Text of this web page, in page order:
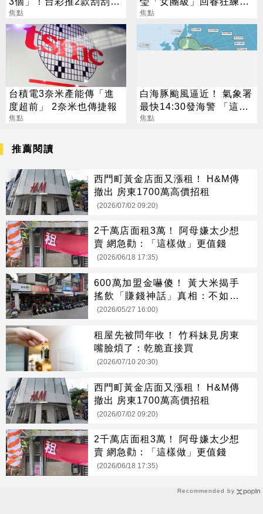
總獎金逾33億
焦點
郭董獨自公園散步
焦點
台積電3奈米產能傳「進
度超前」 2奈米也傳捷報
焦點
白海豚颱風逼近！ 氣象署
最快14:30發海警 「這
天」風雨最猛烈
焦點
Recommended by
推薦閱讀
西門町黃金店面又漲租！ H&M傳
撤出 房東1700萬高價招租
(2026/07/02 09:20)
2千萬店面租3萬！ 阿母嫌太少想
賣 網急勸：「這樣做」更值錢
(2026/06/18 17:35)
600萬加盟金嚇傻！ 黃大米揭手
搖飲「賺錢神話」真相：不如買
股
(2026/05/27 16:00)
租屋先被問年收！ 竹科妹見房東
嘴臉煩了：乾脆直接買
(2026/07/10 20:30)
西門町黃金店面又漲租！ H&M傳
撤出 房東1700萬高價招租
(2026/07/02 09:20)
2千萬店面租3萬！ 阿母嫌太少想
賣 網急勸：「這樣做」更值錢
(2026/06/18 17:35)